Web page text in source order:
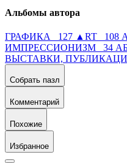
Альбомы автора
ГРАФИКА 127 ▲RT 108
ИМПРЕССИОНИЗМ 34
ВЫСТАВКИ,
Собрать пазл
Комментарий
Похожие
Избранное